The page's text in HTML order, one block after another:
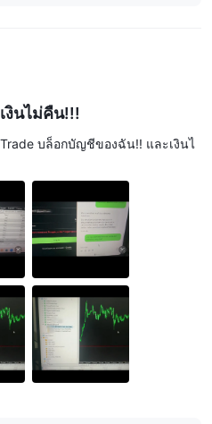
วามร่วมมือของคุณ
our Support Team via ou
Whe
your registered email a
your account and inv
Once we receive yo
review the matter and p
coo
งินไม่คืน!!!
บล็อกบัญชีของฉัน!! และเงินไ